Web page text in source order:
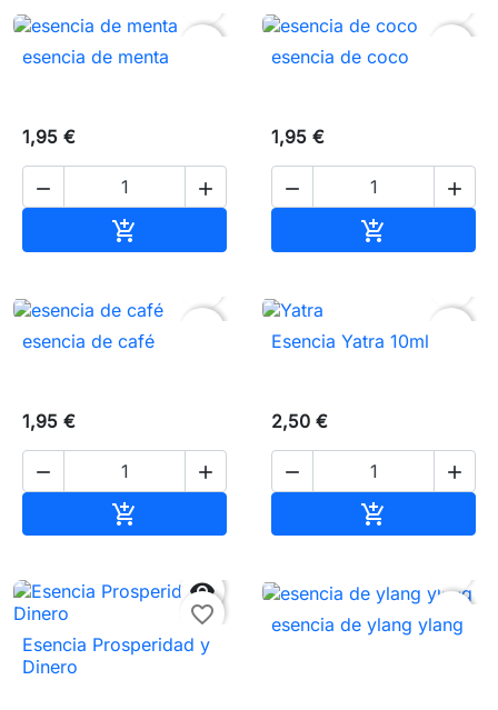
esencia de menta
1,95 €
 

esencia de coco
1,95 €
 

esencia de café
1,95 €
 

Esencia Yatra 10ml
2,50 €
 


favorite_border
Esencia Prosperidad y
Dinero
favorite_border
esencia de ylang ylang